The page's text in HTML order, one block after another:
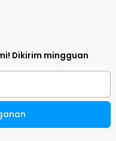
Dikirim mingguan